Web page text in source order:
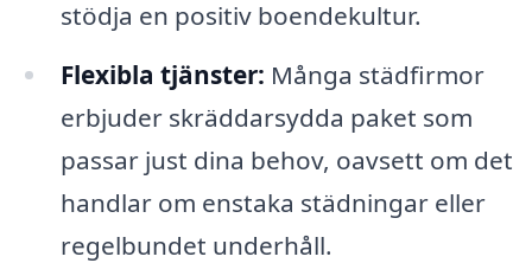
stödja en positiv boendekultur.
Flexibla tjänster: Många städfirmor
erbjuder skräddarsydda paket som
passar just dina behov, oavsett om det
handlar om enstaka städningar eller
regelbundet underhåll.